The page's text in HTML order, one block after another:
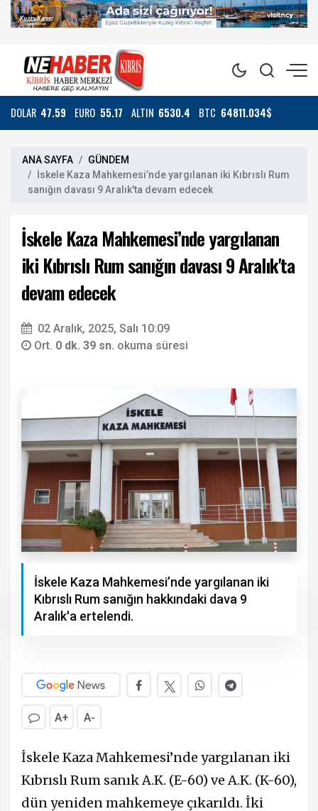
DOLAR 47.59 EURO 55.17 ALTIN 6530.4 BTC 64811.034$
ANA SAYFA
GÜNDEM
İskele Kaza Mahkemesi’nde yargılanan iki Kıbrıslı Rum
sanığın davası 9 Aralık'ta devam edecek
İskele Kaza Mahkemesi’nde yargılanan
iki Kıbrıslı Rum sanığın davası 9 Aralık'ta
devam edecek
02 Aralık, 2025, Salı 10:09
Ort. 0 dk. 39 sn. okuma süresi
İskele Kaza Mahkemesi’nde yargılanan iki
Kıbrıslı Rum sanığın hakkındaki dava 9
Aralık'a ertelendi.
A+ A-
İskele Kaza Mahkemesi’nde yargılanan iki
Kıbrıslı Rum sanık A.K. (E-60) ve A.K. (K-60),
dün yeniden mahkemeye çıkarıldı. İki